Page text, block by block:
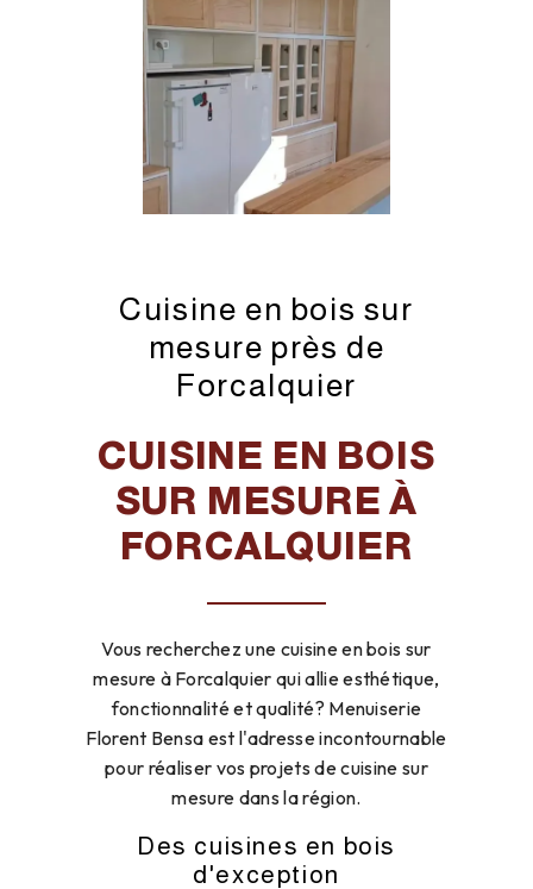
Cuisine en bois sur
mesure près de
Forcalquier
CUISINE EN BOIS
SUR MESURE À
FORCALQUIER
Vous recherchez une cuisine en bois sur
mesure à Forcalquier qui allie esthétique,
fonctionnalité et qualité? Menuiserie
Florent Bensa est l'adresse incontournable
pour réaliser vos projets de cuisine sur
mesure dans la région.
Des cuisines en bois
d'exception